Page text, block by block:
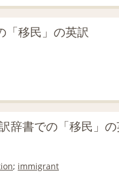
「移民」の英訳
辞書での「移民」
; immigrant